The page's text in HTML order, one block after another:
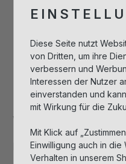
Vitamin C Serum
Produktnummer: 201425
Diese Seite nutzt
von Dritten, um ihre
verbessern und
Interessen der Nutzer
einverstanden und
mit Wirkung für die
Mit Klick auf
Einwilligung auch in
Verhalten in unserem